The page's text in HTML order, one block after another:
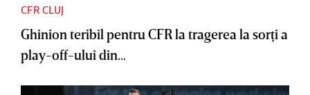
CFR CLUJ
Ghinion teribil pentru CFR la tragerea la sorţi a
play-off-ului din...